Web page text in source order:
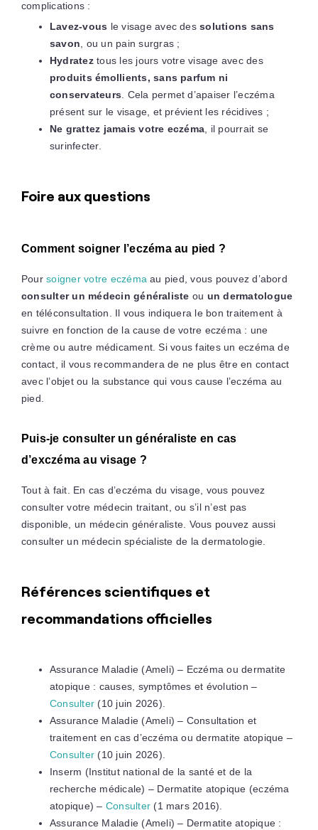
complications :
Lavez-vous le visage avec dessolutions sans
savon, ou un pain surgras ;
Hydrateztous les jours votre visage avec des
produits émollients, sans parfum ni
conservateurs. Cela permet d’apaiser l’eczéma
présent sur le visage, et prévient les récidives ;
Ne grattez jamais votre eczéma, il pourrait se
surinfecter.
Foire aux questions
Comment soigner l’eczéma au pied ?
Poursoigner votre eczéma au pied, vous pouvez d’abord
consulter un médecin généraliste ou un dermatologue
en téléconsultation. Il vous indiquera le bon traitement à
suivre en fonction de la cause de votre eczéma : une
crème ou autre médicament. Si vous faites un eczéma de
contact, il vous recommandera de ne plus être en contact
avec l’objet ou la substance qui vous cause l’eczéma au
pied.
Puis-je consulter un généraliste en cas
d’exczéma au visage ?
Tout à fait. En cas d’eczéma du visage, vous pouvez
consulter votre médecin traitant, ou s’il n’est pas
disponible, un médecin généraliste. Vous pouvez aussi
consulter un médecin spécialiste de la dermatologie.
Références scientifiques et
recommandations officielles
Assurance Maladie (Ameli) – Eczéma ou dermatite
atopique : causes, symptômes et évolution –
Consulter (10 juin 2026).
Assurance Maladie (Ameli) – Consultation et
traitement en cas d’eczéma ou dermatite atopique –
Consulter (10 juin 2026).
Inserm (Institut national de la santé et de la
recherche médicale) – Dermatite atopique (eczéma
atopique) – Consulter (1 mars 2016).
Assurance Maladie (Ameli) – Dermatite atopique :